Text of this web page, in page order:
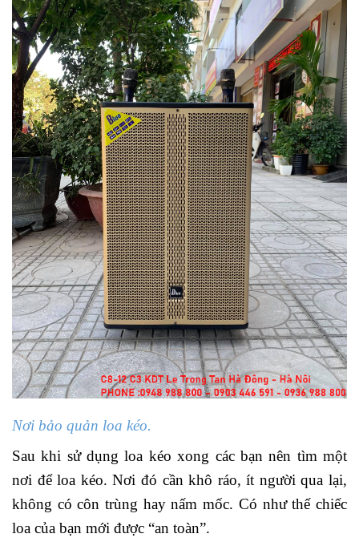
Nơi bảo quản loa kéo.
Sau khi sử dụng loa kéo xong các bạn nên tìm một
nơi để loa kéo. Nơi đó cần khô ráo, ít người qua lại,
không có côn trùng hay nấm mốc. Có như thế chiếc
loa của bạn mới được “an toàn”.